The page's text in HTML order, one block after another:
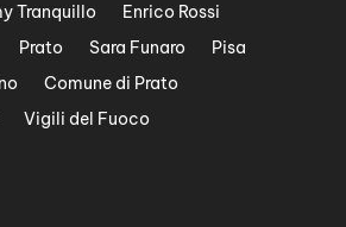
Tranquillo
Enrico Rossi
Prato Sara Funaro
Pisa
Comune di Prato
Vigili del Fuoco